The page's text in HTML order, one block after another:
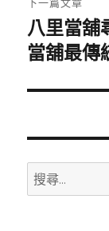
下
一
文
八里當舖
當舖最傳
搜
尋